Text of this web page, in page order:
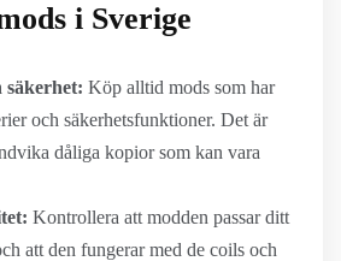
i Sverige
säkerhet: Köp alltid mods som har
och säkerhetsfunktioner. Det är
dåliga kopior som kan vara
Kontrollera att modden passar ditt
att den fungerar med de coils och